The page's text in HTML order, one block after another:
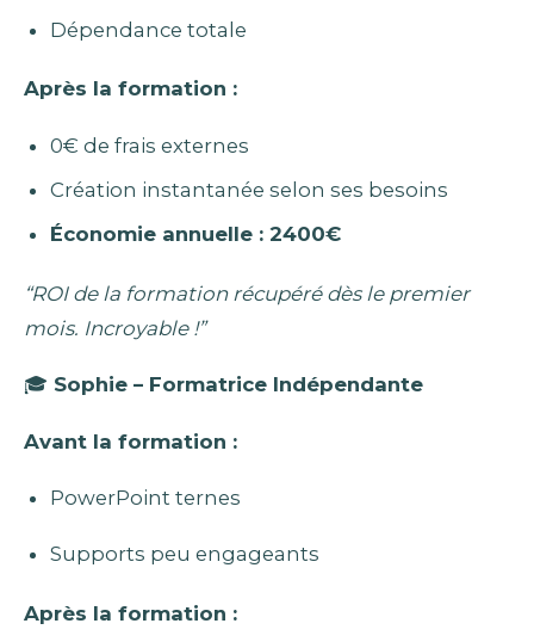
Dépendance totale
Après la formation :
0€ de frais externes
Création instantanée selon ses besoins
Économie annuelle : 2400€
“ROI de la formation récupéré dès le premier
mois. Incroyable !”
🎓 Sophie – Formatrice Indépendante
Avant la formation :
PowerPoint ternes
Supports peu engageants
Après la formation :